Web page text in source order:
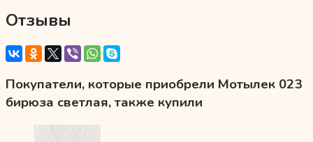
Отзывы
Покупатели, которые приобрели Мотылек 023
бирюза светлая, также купили